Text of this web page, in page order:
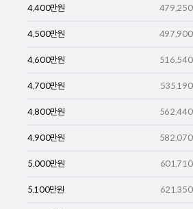
4,400만원 479,250
4,500만원 497,900
4,600만원 516,540
4,700만원 535,190
4,800만원 562,440
4,900만원 582,070
5,000만원 601,710
5,100만원 621,350